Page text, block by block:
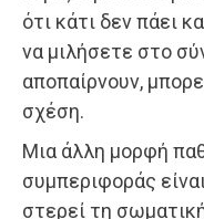
ότι κάτι δεν πάει
να μιλήσετε στο
αποπαίρνουν,
σχέση.
Μια άλλη μορφή
συμπεριφοράς
στερεί τη